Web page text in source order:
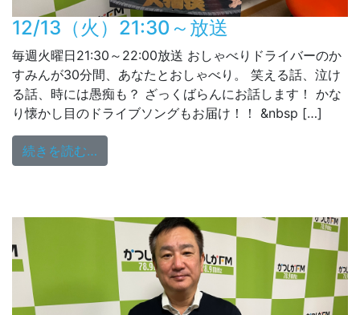
12/13（火）21:30～放送
毎週火曜日21:30～22:00放送 おしゃべりドライバーのか
すみんが30分間、あなたとおしゃべり。 笑える話、泣け
る話、時には愚痴も？ ざっくばらんにお話します！ かな
り懐かし目のドライブソングもお届け！！ &nbsp […]
続きを読む…